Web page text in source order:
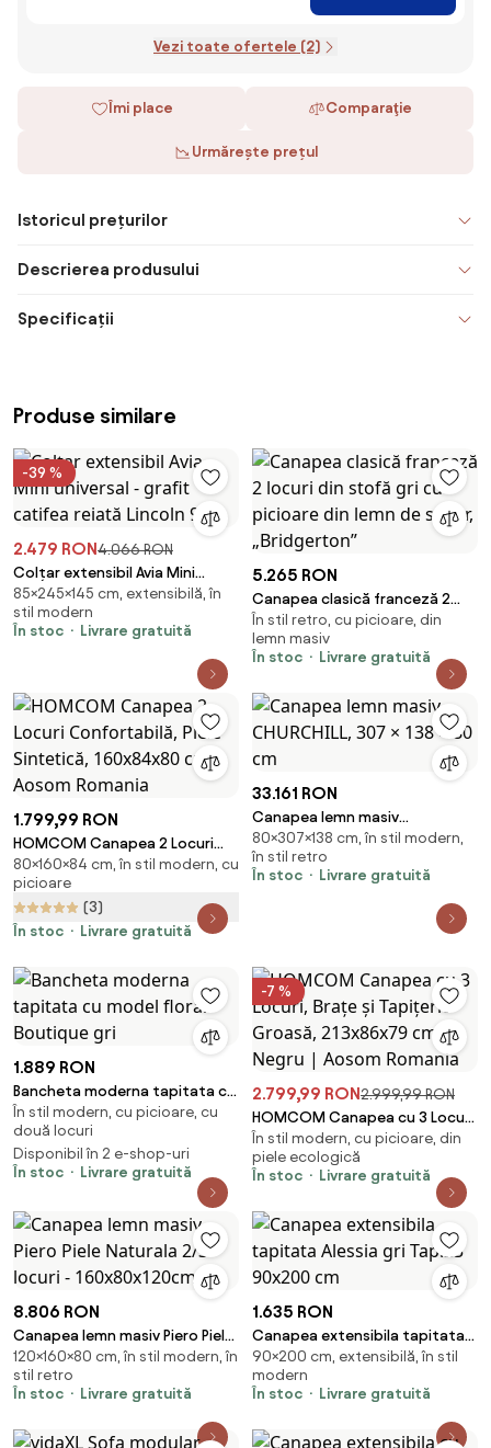
Vezi toate ofertele (2)
Îmi place Comparaţie
Urmărește prețul
Istoricul prețurilor
Descrierea produsului
Specificații
Produse similare
-39 %
2.479 RON4.066 RON
Colțar extensibil Avia Mini
universal - grafit catifea reiată
Lincoln 90
85×245×145 cm, extensibilă, în
stil modern
În stoc
Livrare gratuită
5.265 RON
Canapea clasică franceză 2
locuri din stofă gri cu picioare
din lemn de stejar, „Bridgerton”
În stil retro, cu picioare, din
lemn masiv
În stoc
Livrare gratuită
1.799,99 RON
HOMCOM Canapea 2 Locuri
Confortabilă, Piele Sintetică,
160x84x80 cm | Aosom Romania
80×160×84 cm, în stil modern, cu
picioare
(3)
În stoc
Livrare gratuită
33.161 RON
Canapea lemn masiv
CHURCHILL, 307 × 138 × 80 cm
80×307×138 cm, în stil modern,
în stil retro
În stoc
Livrare gratuită
1.889 RON
Bancheta moderna tapitata cu
model floral Boutique gri
În stil modern, cu picioare, cu
două locuri
Disponibil în 2 e-shop-uri
În stoc
Livrare gratuită
-7 %
2.799,99 RON2.999,99 RON
HOMCOM Canapea cu 3 Locuri,
Brațe și Tapițerie Groasă,
213x86x79 cm, Negru | Aosom
Romania
În stil modern, cu picioare, din
piele ecologică
În stoc
Livrare gratuită
8.806 RON
Canapea lemn masiv Piero Piele
Naturala 2/3 locuri -
160x80x120cm
120×160×80 cm, în stil modern, în
stil retro
În stoc
Livrare gratuită
1.635 RON
Canapea extensibila tapitata
Alessia gri Tap.23 90x200 cm
90×200 cm, extensibilă, în stil
modern
În stoc
Livrare gratuită